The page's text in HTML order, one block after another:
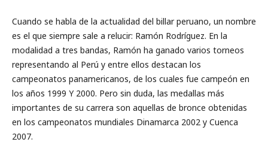
Cuando se habla de la actualidad del billar peruano, un nombre
es el que siempre sale a relucir: Ramón Rodríguez. En la
modalidad a tres bandas, Ramón ha ganado varios torneos
representando al Perú y entre ellos destacan los
campeonatos panamericanos, de los cuales fue campeón en
los años 1999 Y 2000. Pero sin duda, las medallas más
importantes de su carrera son aquellas de bronce obtenidas
en los campeonatos mundiales Dinamarca 2002 y Cuenca
2007.